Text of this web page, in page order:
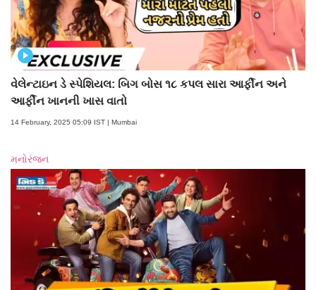
વેલેન્ટાઇન ડે સ્પેશિયલ: બિગ બોસ ૧૮ કપલ સારા આર્ફીન અને
આર્ફીન ખાનની ખાસ વાતો
14 February, 2025 05:09 IST | Mumbai
મનોરંજન